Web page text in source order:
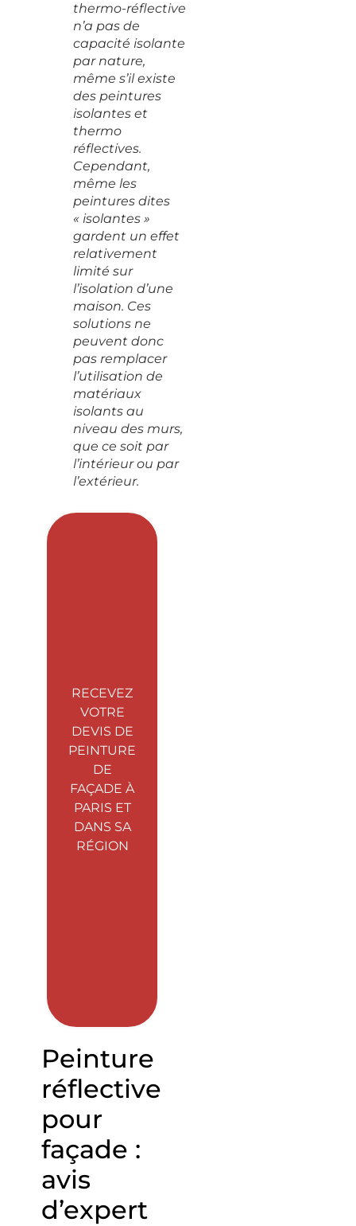
thermo-réflective
n’a pas de
capacité isolante
par nature,
même s’il existe
des peintures
isolantes et
thermo
réflectives.
Cependant,
même les
peintures dites
« isolantes »
gardent un effet
relativement
limité sur
l’isolation d’une
maison. Ces
solutions ne
peuvent donc
pas remplacer
l’utilisation de
matériaux
isolants au
niveau des murs,
que ce soit par
l’intérieur ou par
l’extérieur.
RECEVEZ
VOTRE
DEVIS DE
PEINTURE
DE
FAÇADE À
PARIS ET
DANS SA
RÉGION
Peinture
réflective
pour
façade :
avis
d’expert